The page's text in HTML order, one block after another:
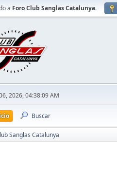
a Foro Club Sanglas Catalunya.
2026, 04:38:09 AM
Buscar
Sanglas Catalunya